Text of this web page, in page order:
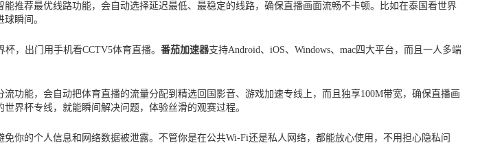
推荐最优线路功能，会自动选择延迟最低、最稳定的线路，确保直播画面流畅不卡顿。比如在泰国看世界
瞬间。
，出门用手机看CCTV5体育直播。 番茄加速器支持Android、iOS、Windows、mac四大平台，而且一人多端
功能，会自动把体育直播的流量分配到精选回国影音、游戏加速专线上，而且独享100M带宽，确保直播画
界杯专线，就能瞬间解决问题，体验丝滑的观赛过程。
你的个人信息和网络数据被泄露。不管你是在公共Wi-Fi还是私人网络，都能放心使用，不用担心隐私问